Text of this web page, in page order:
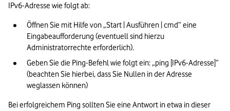
IPv6-Adresse wie folgt ab:
Öffnen Sie mit Hilfe von „Start | Ausführen | cmd” eine
Eingabeaufforderung (eventuell sind hierzu
Administratorrechte erforderlich).
Geben Sie die Ping-Befehl wie folgt ein: „ping [IPv6-Adresse]”
(beachten Sie hierbei, dass Sie Nullen in der Adresse
weglassen können)
Bei erfolgreichem Ping sollten Sie eine Antwort in etwa in dieser